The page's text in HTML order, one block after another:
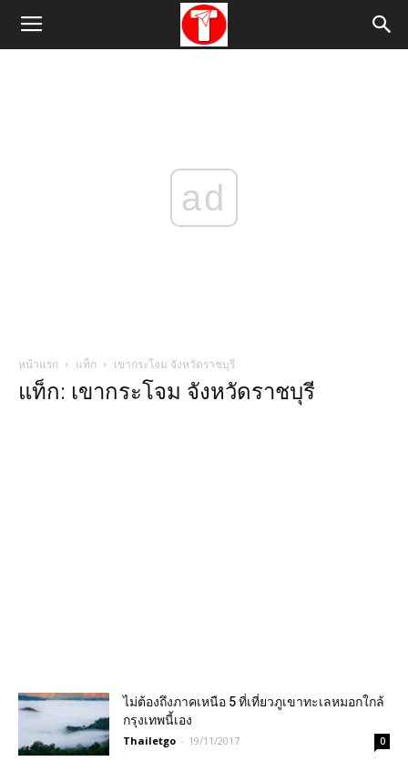
ad
หน้าแรก แท็ก เขากระโจม จังหวัดราชบุรี
แท็ก: เขากระโจม จังหวัดราชบุรี
ไม่ต้องถึงภาคเหนือ 5 ที่เที่ยวภูเขาทะเลหมอกใกล้
กรุงเทพนี้เอง
Thailetgo - 19/11/2017 0